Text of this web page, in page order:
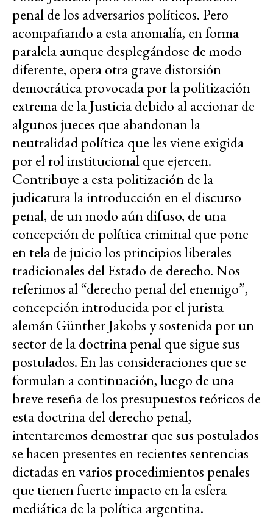
penal de los adversarios políticos. Pero
acompañando a esta anomalía, en forma
paralela aunque desplegándose de modo
diferente, opera otra grave distorsión
democrática provocada por la politización
extrema de la Justicia debido al accionar de
algunos jueces que abandonan la
neutralidad política que les viene exigida
por el rol institucional que ejercen.
Contribuye a esta politización de la
judicatura la introducción en el discurso
penal, de un modo aún difuso, de una
concepción de política criminal que pone
en tela de juicio los principios liberales
tradicionales del Estado de derecho. Nos
referimos al “derecho penal del enemigo”,
concepción introducida por el jurista
alemán Günther Jakobs y sostenida por un
sector de la doctrina penal que sigue sus
postulados. En las consideraciones que se
formulan a continuación, luego de una
breve reseña de los presupuestos teóricos de
esta doctrina del derecho penal,
intentaremos demostrar que sus postulados
se hacen presentes en recientes sentencias
dictadas en varios procedimientos penales
que tienen fuerte impacto en la esfera
mediática de la política argentina.